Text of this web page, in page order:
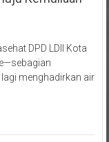
menghadirkan air